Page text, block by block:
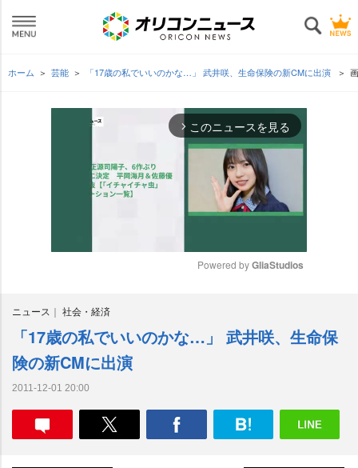
ホーム 芸能 「17歳の私でいいのかな…」 武井咲、生命保険の新CMに出演
arrow_forward_ios このニュースを見る
t
e
Powered by GliaStudios
ニュース 社会・経済
「17歳の私でいいのかな…」 武井咲、生命保
険の新CMに出演
2011-12-01 20:00